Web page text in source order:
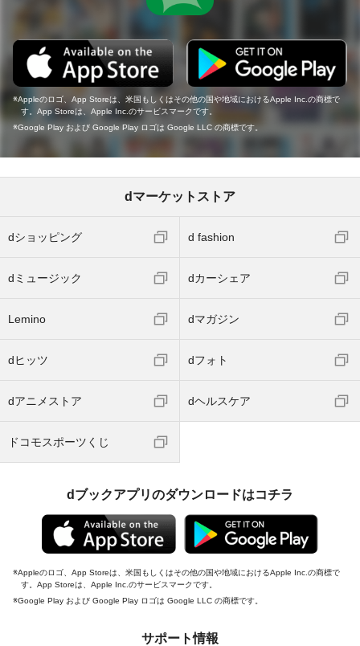
Appleのロゴ、App Storeは、米国もしくはその他の国や地域におけるApple Inc.の商標で
す。App Storeは、Apple Inc.のサービスマークです。
Google Play および Google Play ロゴは Google LLC の商標です。
dマーケットストア
dショッピング d fashion
dミュージック dカーシェア
Lemino dマガジン
dヒッツ dフォト
dアニメストア dヘルスケア
ドコモスポーツくじ
dブックアプリのダウンロードはコチラ
Appleのロゴ、App Storeは、米国もしくはその他の国や地域におけるApple Inc.の商標で
す。App Storeは、Apple Inc.のサービスマークです。
Google Play および Google Play ロゴは Google LLC の商標です。
サポート情報